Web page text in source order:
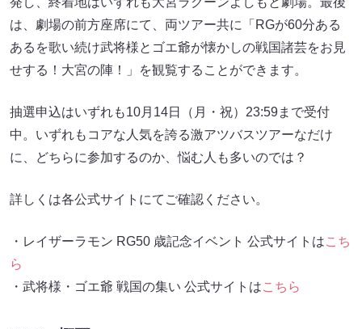
は、劇場の前方座席にて、両ツアー共に「RGが60分ある
あるを歌い続け武将様とゴエ爺が懐かしの戦国諸芸をお見
せする！大宮の陣！」を観覧することができます。
抽選申込はいずれも10月14日（月・祝）23:59まで受付
中。いずれもコアな人気を誇る激アツバスツアーなだけ
に、どちらに参加するのか、悩む人も多いのでは？
詳しくは各公式サイトにてご確認ください。
・レイザーラモン RG50 歳記念イベント 公式サイトはこち
ら
・武将様・ゴエ爺 戦国の集い 公式サイトはこちら